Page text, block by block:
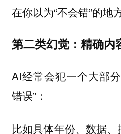
在你以为“不会错”的地方
第二类幻觉：精确内
AI经常会犯一个大部
错误”：
比如具体年份、数据